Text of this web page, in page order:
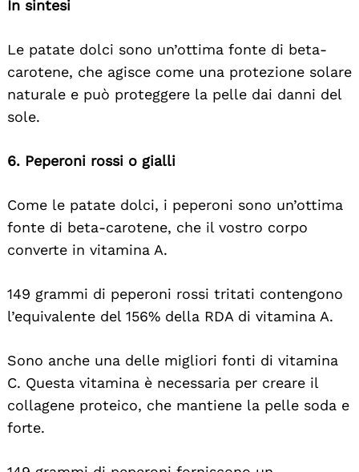
In sintesi
Le patate dolci sono un’ottima fonte di beta-
carotene, che agisce come una protezione solare
naturale e può proteggere la pelle dai danni del
sole.
6. Peperoni rossi o gialli
Come le patate dolci, i peperoni sono un’ottima
fonte di beta-carotene, che il vostro corpo
converte in vitamina A.
149 grammi di peperoni rossi tritati contengono
l’equivalente del 156% della RDA di vitamina A.
Sono anche una delle migliori fonti di vitamina
C. Questa vitamina è necessaria per creare il
collagene proteico, che mantiene la pelle soda e
forte.